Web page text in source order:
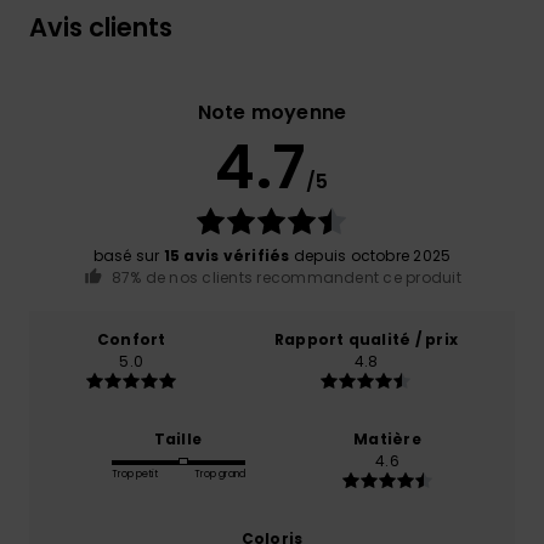
Avis clients
Note moyenne
4.7/5
basé sur 15 avis vérifiés depuis octobre 2025
87% de nos clients recommandent ce produit
Confort
5.0
Rapport qualité / prix
4.8
Taille
Trop petit Trop grand
Matière
4.6
Coloris